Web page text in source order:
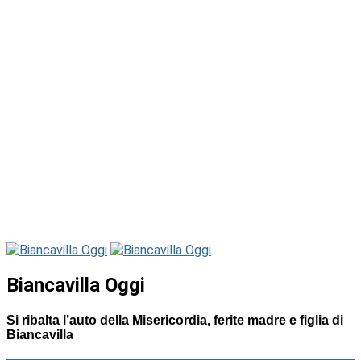
Biancavilla Oggi
Si ribalta l’auto della Misericordia, ferite madre e figlia di
Biancavilla